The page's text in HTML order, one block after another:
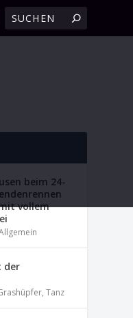
beim 24-
vollem
der
,Tanz